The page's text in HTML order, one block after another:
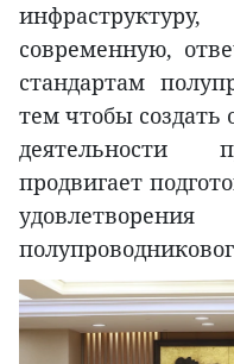
современную,
стандартам
тем чтобы
деятельности
продвигает